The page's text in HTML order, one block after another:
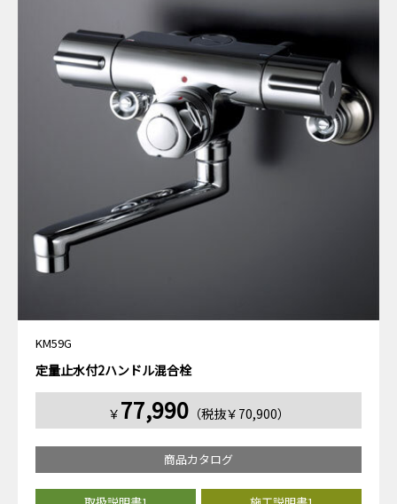
KM59G
定量止水付2ハンドル混合栓
￥ 77,990（税抜￥70,900）
商品カタログ